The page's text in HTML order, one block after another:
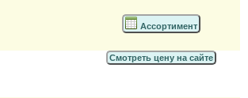
Ассортимент
Смотреть цену на сайте